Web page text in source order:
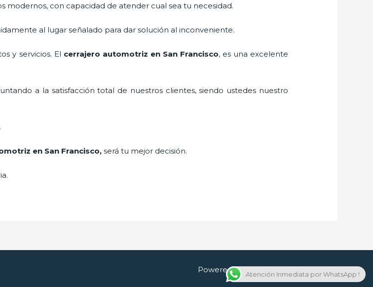
modernos, con capacidad de atender cual sea tu necesidad.
al lugar señalado para dar solución al inconveniente.
y servicios. El cerrajero automotriz en San Francisco, es una excelente
a la satisfacción total de nuestros clientes, siendo ustedes nuestro
en San Francisco,será tu mejor decisión.
Powered by Cerrajero en Guadalajara
Atención Inmediata por WhatsApp !